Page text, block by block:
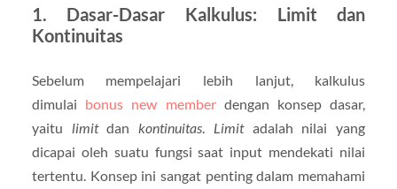
1. Dasar-Dasar Kalkulus: Limit dan
Kontinuitas
Sebelum mempelajari lebih lanjut, kalkulus
dimulai bonus new memberdengan konsep dasar,
yaitu limitdan kontinuitas Limitadalah nilai yang
dicapai oleh suatu fungsi saat input mendekati nilai
tertentu. Konsep ini sangat penting dalam memahami